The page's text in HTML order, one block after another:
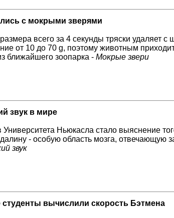
с мокрыми зверями
всего за 4 секунды тряски удаляет
от 10 до 70 g, поэтому животным
ближайшего зоопарка - Мокрые звери
звук в мире
Ньюкасла стало выяснение
- особую область мозга, отвечающую
звук
студенты вычислили скорость Бэтмена